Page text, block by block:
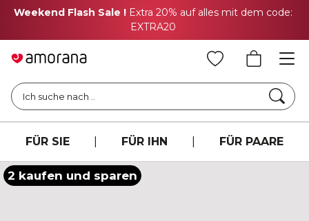
Weekend Flash Sale ! Extra 20% auf alles mit dem code:
EXTRA20
Ich suche nach ..
FÜR SIE FÜR IHN FÜR PAARE
2 kaufen und sparen